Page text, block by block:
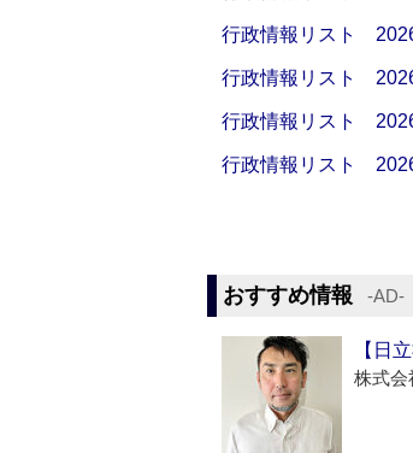
行政情報リスト
行政情報リスト
行政情報リスト
行政情報リスト
おすすめ情報 ‐AD‐
【日
株式会